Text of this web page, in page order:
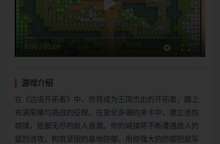
0:00 / 01:09
游戏介绍
在《边境开拓者》中，你将成为王国杰出的开拓者，踏上
充满荣耀与挑战的征程。在变化多端的关卡中，建立迷你
城镇，抵御无尽的敌人浪潮。你的城镇将不断遭遇敌人的
猛烈进攻，构筑坚固的基地防御，用你强大的防御把敌军